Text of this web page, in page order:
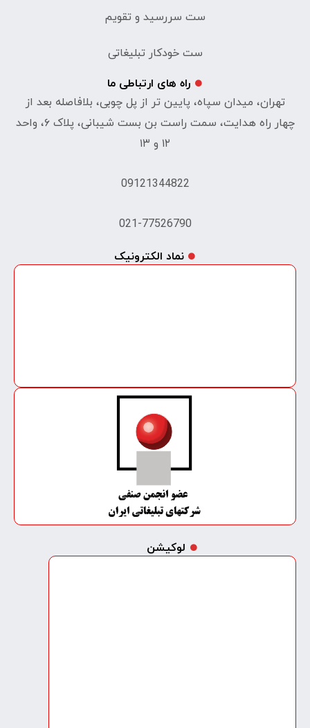
ست سررسید و تقویم
ست خودکار تبلیغاتی
راه های ارتباطی ما
تهران، میدان سپاه، پایین تر از پل چوبی، بلافاصله بعد از
چهار راه هدایت، سمت راست بن بست شیبانی، پلاک ۶، واحد
۱۲ و ۱۳
09121344822
021-77526790
نماد الکترونیک
لوکیشن